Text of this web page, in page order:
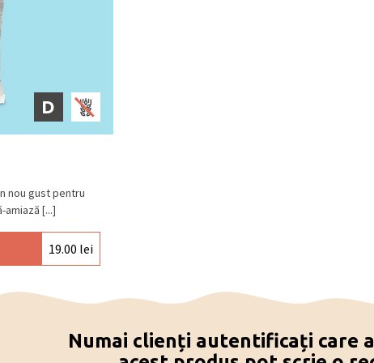
(bicarbonat de sodiu, carbonat
de
busuioc.
carmin. Ciocolată neagră (min. 54%
neagră (min. 72% cacao), ciocolată
ciocolată albă.
D
nou gust pentru
[...]
19.00 lei
Numai clienți autentificați care